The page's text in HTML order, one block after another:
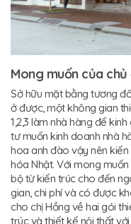
Mong muốn của
Sở hữu mặt bằng tương
ở được, một không gian
1,2,3 làm nhà hàng để
tư muốn kinh doanh nhà
hoa anh đào vậy nên
hóa Nhật. Với mong
bộ từ kiến trúc cho đến
gian, chi phí và có được
cho chị Hồng về hai gói
trúc và thiết kế nội thất